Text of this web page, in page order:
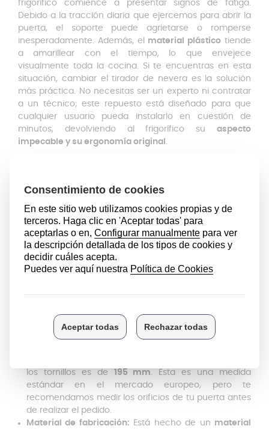
frigorífico comience a presentar signos de fatiga.
Debido a la tracción diaria que ejercemos para abrir la
puerta, el soporte puede agrietarse o romperse
inesperadamente. Además, el material plástico tiende
a amarillear con el tiempo, lo que envejece
visualmente toda la cocina. Si te encuentras en esta
situación, cambiar el tirador de nevera es la solución
más práctica. No necesitas ser un experto ni contratar
a un técnico; este repuesto está diseñado para que
cualquier usuario pueda instalarlo en cuestión de
minutos, devolviendo al frigorífico su aspecto
impecable y su ergonomía original .
siendo también totalmente compatible con diversos
obtienes exactamente lo que necesitas para una
reparación puntual, evitando costes mayores y
asegurando un ajuste firme y seguro.
Para que la instalación sea correcta, es imprescindible
verificar las medidas de tu actualtirador de nevera
Longitud total: La pieza mide 245 mm
de extremo a
extremo, proporcionando una superficie de agarre
los tornillos es de 195 mm. Esta es una medida
estándar en el mercado europeo, pero te
recomendamos medir los orificios de tu puerta antes
de realizar el pedido.
Material de fabricación: Está hecho de un material